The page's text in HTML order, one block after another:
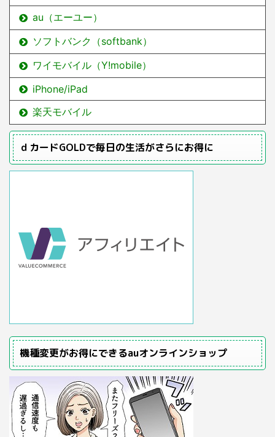
au（エーユー）
ソフトバンク（softbank）
ワイモバイル（Y!mobile）
iPhone/iPad
楽天モバイル
ｄカードGOLDで毎日の生活がさらにお得に
機種変更がお得にできるauオンラインショップ